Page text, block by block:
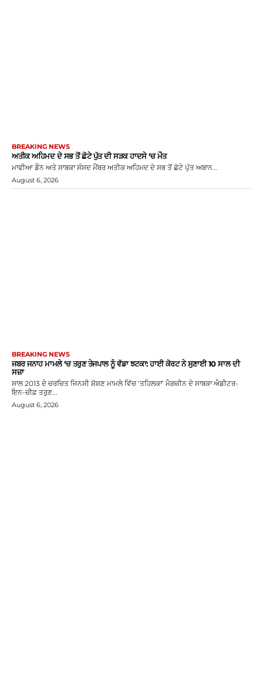
BREAKING NEWS
ਅਤੀਕ ਅਹਿਮਦ ਦੇ ਸਭ ਤੋਂ ਛੋਟੇ ਪੁੱਤ ਦੀ ਸੜਕ ਹਾਦਸੇ ‘ਚ ਮੌਤ
ਮਾਫੀਆ ਡੌਨ ਅਤੇ ਸਾਬਕਾ ਸੰਸਦ ਮੈਂਬਰ ਅਤੀਕ ਅਹਿਮਦ ਦੇ ਸਭ ਤੋਂ ਛੋਟੇ ਪੁੱਤ ਅਬਾਨ...
August 6, 2026
BREAKING NEWS
ਜਬਰ ਜਨਾਹ ਮਾਮਲੇ ‘ਚ ਤਰੁਣ ਤੇਜਪਾਲ ਨੂੰ ਵੱਡਾ ਝਟਕਾ: ਹਾਈ ਕੋਰਟ ਨੇ ਸੁਣਾਈ 10 ਸਾਲ ਦੀ
ਸਜ਼ਾ
ਸਾਲ 2013 ਦੇ ਚਰਚਿਤ ਜਿਨਸੀ ਸ਼ੋਸ਼ਣ ਮਾਮਲੇ ਵਿੱਚ ‘ਤਹਿਲਕਾ’ ਮੈਗਜ਼ੀਨ ਦੇ ਸਾਬਕਾ ਐਡੀਟਰ-
ਇਨ-ਚੀਫ਼ ਤਰੁਣ...
August 6, 2026